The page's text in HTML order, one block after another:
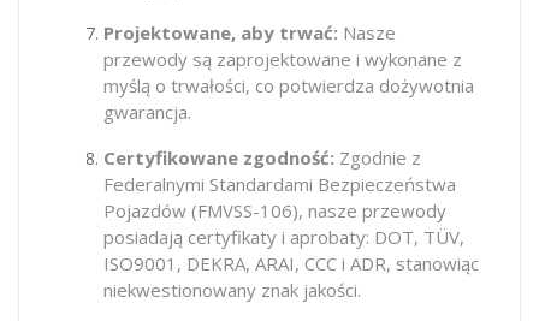
Projektowane, aby trwać: Nasze
przewody są zaprojektowane i wykonane z
myślą o trwałości, co potwierdza dożywotnia
gwarancja.
Certyfikowane zgodność: Zgodnie z
Federalnymi Standardami Bezpieczeństwa
Pojazdów (FMVSS-106), nasze przewody
posiadają certyfikaty i aprobaty: DOT, TÜV,
ISO9001, DEKRA, ARAI, CCC i ADR, stanowiąc
niekwestionowany znak jakości.